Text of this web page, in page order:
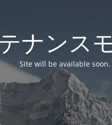
ナンス
Site will be available